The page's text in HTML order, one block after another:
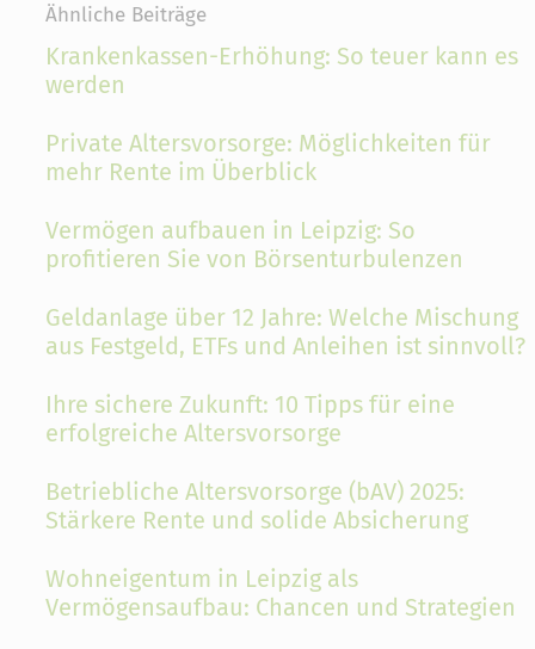
Ähnliche Beiträge
Krankenkassen-Erhöhung: So teuer kann es
werden
Private Altersvorsorge: Möglichkeiten für
mehr Rente im Überblick
Vermögen aufbauen in Leipzig: So
profitieren Sie von Börsenturbulenzen
Geldanlage über 12 Jahre: Welche Mischung
aus Festgeld, ETFs und Anleihen ist sinnvoll?
Ihre sichere Zukunft: 10 Tipps für eine
erfolgreiche Altersvorsorge
Betriebliche Altersvorsorge (bAV) 2025:
Stärkere Rente und solide Absicherung
Wohneigentum in Leipzig als
Vermögensaufbau: Chancen und Strategien